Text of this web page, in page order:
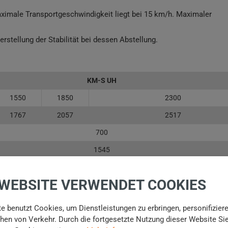
Transportgeschwindigkeit liegt bei 15 km/h. Maximaler
der Stabilität bei dessen Abstellung.
KM-S UH
1550 1850 2300
1767 2057 2517
700
1545
1810 2090 2500
290 320 360
VERWENDET COOKIES
benutzt Cookies, um Dienstleistungen zu erbringen,
von Verkehr. Durch die fortgesetzte Nutzung dieser Website